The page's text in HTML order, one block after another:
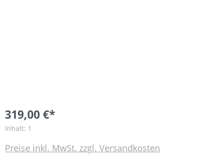
319,00 €*
Inhalt: 1
Preise inkl. MwSt. zzgl. Versandkosten